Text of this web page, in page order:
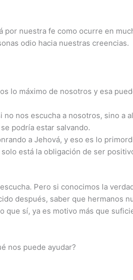
por nuestra fe como ocurre en
odio hacia nuestras creencias.
lo máximo de nosotros y esa
nos escucha a nosotros, sino a
podría estar salvando.
a Jehová, y eso es lo
está la obligación de ser
Pero si conocimos la
después, saber que hermanos
que sí, ya es motivo más que
nos puede ayudar?